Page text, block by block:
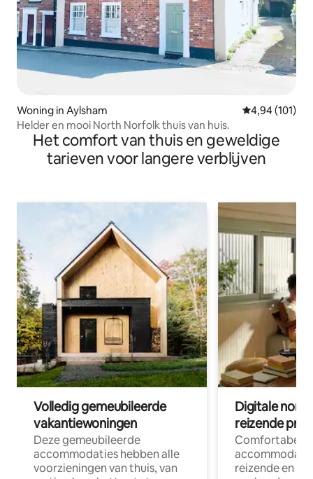
Woning in Aylsham Gemiddelde
4,94 (101)
Helder en mooi North Norfolk thuis van huis.
Het comfort van thuis en geweldige
tarieven voor langere verblijven
Volledig gemeubileerde
vakantiewoningen
Deze gemeubileerde
accommodaties hebben alle
voorzieningen van thuis, van
Digitale
reizende
Comfortabele
reizende en